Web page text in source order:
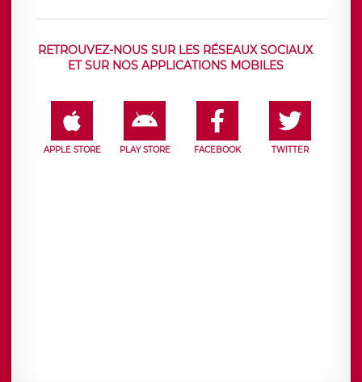
RETROUVEZ-NOUS SUR LES RÉSEAUX SOCIAUX
ET SUR NOS APPLICATIONS MOBILES
APPLE STORE PLAY STORE FACEBOOK TWITTER